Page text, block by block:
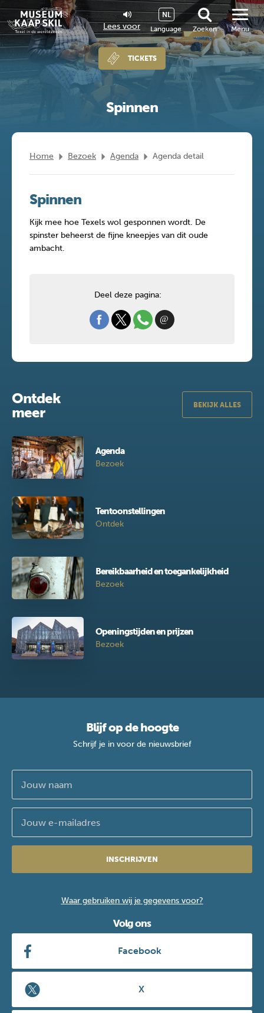
Lees voor Language
NL
Zoeken
TICKETS
Menu
Spinnen
Home Bezoek Agenda Agenda detail
Spinnen
Kijk mee hoe Texels wol gesponnen wordt. De
spinster beheerst de fijne kneepjes van dit oude
ambacht.
Deel deze pagina:
Ontdek
meer
BEKIJK ALLES
Agenda
Bezoek
Tentoonstellingen
Ontdek
Bereikbaarheid en toegankelijkheid
Bezoek
Openingstijden en prijzen
Bezoek
Blijf op de hoogte
Schrijf je in voor de nieuwsbrief
INSCHRIJVEN
Waar gebruiken wij je gegevens voor?
Volg ons
Facebook
X